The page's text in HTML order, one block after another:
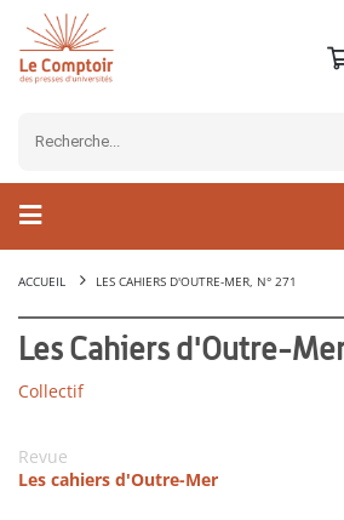
ACCUEIL LES CAHIERS D'OUTRE-MER, N° 271
Les Cahiers d'Outre-
Collectif
Revue
Les cahiers d'Outre-Mer